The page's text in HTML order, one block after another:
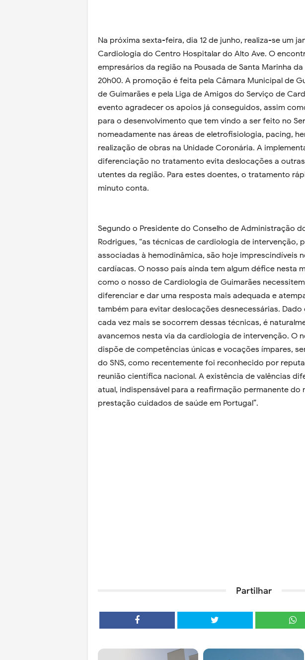
Na próxima sexta-feira, dia 12 de junho, realiza-se um
Cardiologia do Centro Hospitalar do Alto Ave. O
empresários da região na Pousada de Santa Marinha
20h00. A promoção é feita pela Câmara Municipal de
de Guimarães e pela Liga de Amigos do Serviço de
evento agradecer os apoios já conseguidos, assim
para o desenvolvimento que tem vindo a ser feito no
nomeadamente nas áreas de eletrofisiologia, pacing,
realização de obras na Unidade Coronária. A
diferenciação no tratamento evita deslocações a
utentes da região. Para estes doentes, o tratamento
minuto conta.
Segundo o Presidente do Conselho de Administração
Rodrigues, “as técnicas de cardiologia de intervenção,
associadas à hemodinâmica, são hoje imprescindíveis
cardíacas. O nosso país ainda tem algum défice nesta
como o nosso de Cardiologia de Guimarães
diferenciar e dar uma resposta mais adequada e
também para evitar deslocações desnecessárias.
cada vez mais se socorrem dessas técnicas, é
avancemos nesta via da cardiologia de intervenção. O
dispõe de competências únicas e vocações ímpares,
do SNS, como recentemente foi reconhecido por
reunião científica nacional. A existência de valências
atual, indispensável para a reafirmação permanente do
prestação cuidados de saúde em Portugal”.
Partilhar